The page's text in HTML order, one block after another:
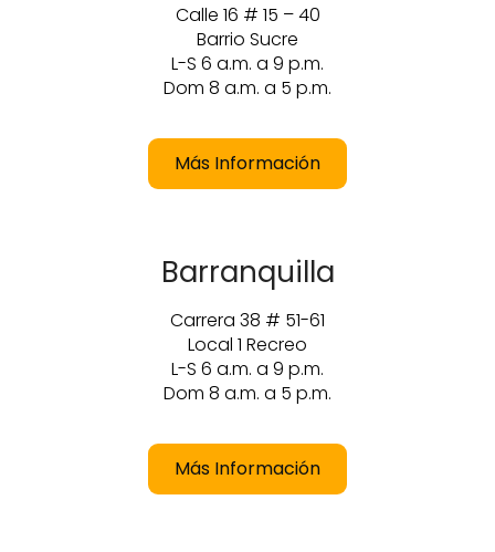
Calle 16 # 15 – 40
Barrio Sucre
L-S 6 a.m. a 9 p.m.
Dom 8 a.m. a 5 p.m.
Más Información
Barranquilla
Carrera 38 # 51-61
Local 1 Recreo
L-S 6 a.m. a 9 p.m.
Dom 8 a.m. a 5 p.m.
Más Información